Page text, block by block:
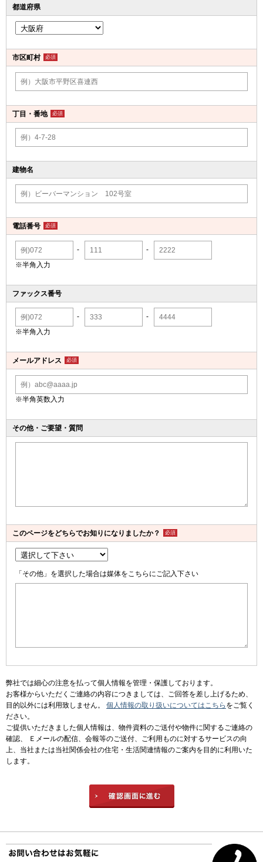
都道府県
市区町村 必須
丁目・番地 必須
建物名
電話番号 必須
-
-
※半角入力
ファックス番号
-
-
※半角入力
メールアドレス 必須
※半角英数入力
その他・ご要望・質問
このページをどちらでお知りになりましたか？ 必須
「その他」を選択した場合は媒体をこちらにご記入下さい
弊社では細心の注意を払って個人情報を管理・保護しております。
お客様からいただくご連絡の内容につきましては、ご回答を差し上げるため、
目的以外には利用致しません。 個人情報の取り扱いについてはこちら をご覧く
ださい。
ご提供いただきました個人情報は、物件資料のご送付や物件に関するご連絡の
確認、 Ｅメールの配信、会報等のご送付、ご利用ものに対するサービスの向
上、当社または当社関係会社の住宅・生活関連情報のご案内を目的に利用いた
します。